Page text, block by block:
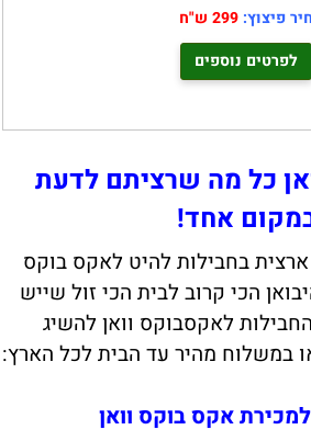
פיצוץ:299 ש"ח
לפרטים נוספים
כל מה שרציתם לדעת
אחד!
בחבילות להיט לאקס בוקס
הכי קרוב לבית הכי זול שייש
לאקסבוקס וואן להשיג
במשלוח מהיר עד הבית לכל הארץ:
אקס בוקס וואן